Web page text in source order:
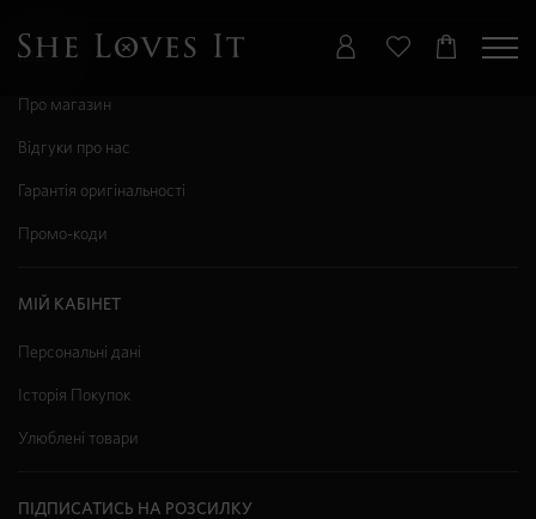
ІНФО
Про магазин
Відгуки про нас
Гарантія оригінальності
Промо-коди
МІЙ КАБІНЕТ
Персональні дані
Історія Покупок
Улюблені товари
ПІДПИСАТИСЬ НА РОЗСИЛКУ